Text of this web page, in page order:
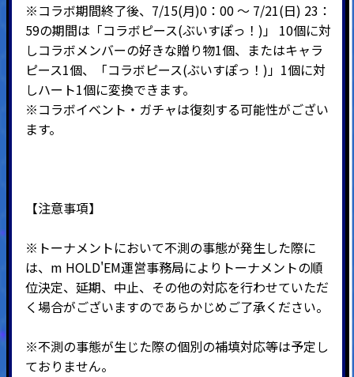
※コラボ期間終了後、7/15(月)0：00 ～ 7/21(日) 23：
59の期間は「コラボピース(ぶいすぽっ！)」 10個に対
しコラボメンバーの好きな贈り物1個、またはキャラ
ピース1個、「コラボピース(ぶいすぽっ！)」1個に対
しハート1個に変換できます。
※コラボイベント・ガチャは復刻する可能性がござい
ます。
【注意事項】
※トーナメントにおいて不測の事態が発生した際に
は、m HOLD'EM運営事務局によりトーナメントの順
位決定、延期、中止、その他の対応を行わせていただ
く場合がございますのであらかじめご了承ください。
※不測の事態が生じた際の個別の補填対応等は予定し
ておりません。